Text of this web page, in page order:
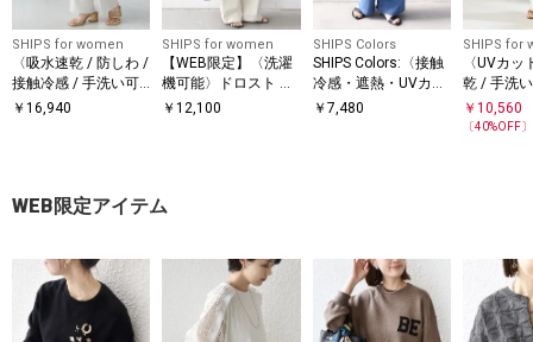
SHIPS for women
〈吸水速乾 / 防しわ /
接触冷感 / 手洗い可
能〉ツイル ドロスト
￥ 16,940
SHIPS for women
【WEB限定】〈洗濯
機可能〉ドロスト ベ
イカー パンツ
￥12,100
SHIPS Colors
SHIPS Colors:〈接触
冷感・遮熱・UVカッ
ト〉ファンクション
￥ 7,480
SHIPS for
〈UVカ
乾 / 手洗
麻混 オッ
ク ストレ
￥10,560
〔40%OFF〕
WEB限定アイテム